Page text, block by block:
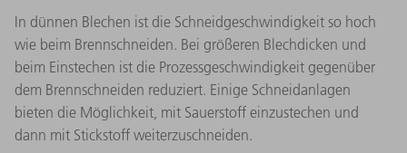
In dünnen Blechen ist die Schneidgeschwindigkeit so hoch
wie beim Brennschneiden. Bei größeren Blechdicken und
beim Einstechen ist die Prozessgeschwindigkeit gegenüber
dem Brennschneiden reduziert. Einige Schneidanlagen
bieten die Möglichkeit, mit Sauerstoff einzustechen und
dann mit Stickstoff weiterzuschneiden.